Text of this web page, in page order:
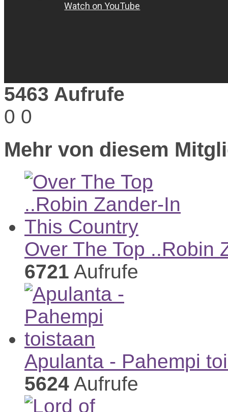
5463 Aufrufe
0 0
Mehr von diesem
Over The Top ..Robin
6721 Aufrufe
Apulanta - Pahempi
5624 Aufrufe